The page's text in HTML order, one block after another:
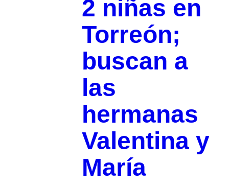
2 niñas en
Torreón;
buscan a
las
hermanas
Valentina y
María